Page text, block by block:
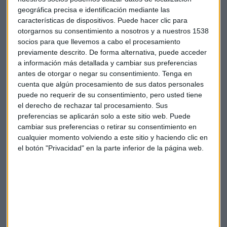
geográfica precisa e identificación mediante las
características de dispositivos. Puede hacer clic para
otorgarnos su consentimiento a nosotros y a nuestros 1538
socios para que llevemos a cabo el procesamiento
previamente descrito. De forma alternativa, puede acceder
a información más detallada y cambiar sus preferencias
antes de otorgar o negar su consentimiento. Tenga en
cuenta que algún procesamiento de sus datos personales
puede no requerir de su consentimiento, pero usted tiene
el derecho de rechazar tal procesamiento. Sus
preferencias se aplicarán solo a este sitio web. Puede
cambiar sus preferencias o retirar su consentimiento en
cualquier momento volviendo a este sitio y haciendo clic en
el botón "Privacidad" en la parte inferior de la página web.
flota de 7 satélites dando cobertura a Europa y el continente
americano, distribuyendo más de 1.250 canales de radio y
televisión.
Red eléctrica Hispasat Albertis
Suscríbete a nuestros boletines
Te enviaremos las noticias más importantes del día